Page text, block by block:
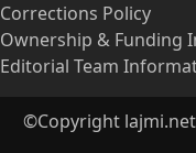
Corrections Policy
Ownership & Funding
Editorial Team
©Copyright lajmi.net